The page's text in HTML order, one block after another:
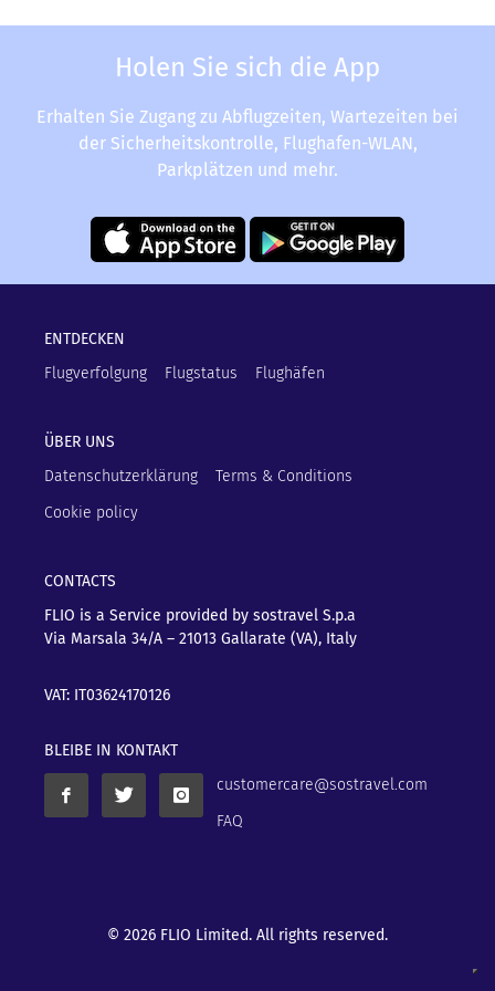
Holen Sie sich die App
Erhalten Sie Zugang zu Abflugzeiten, Wartezeiten bei
der Sicherheitskontrolle, Flughafen-WLAN,
Parkplätzen und mehr.
ENTDECKEN
Flugverfolgung
Flugstatus Flughäfen
ÜBER UNS
Datenschutzerklärung
Terms & Conditions
Cookie policy
CONTACTS
FLIO is a Service provided by sostravel S.p.a
Via Marsala 34/A – 21013 Gallarate (VA), Italy
VAT: IT03624170126
BLEIBE IN KONTAKT
customercare@sostravel.com
FAQ
© 2026 FLIO Limited. All rights reserved.